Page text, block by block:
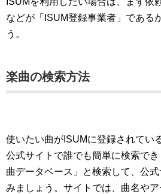
などが「ISUM登録事業者」である
う。
楽曲の検索方法
使いたい曲がISUMに登録されてい
公式サイトで誰でも簡単に検索で
曲データベース」と検索して、公
みましょう。サイトでは、曲名や